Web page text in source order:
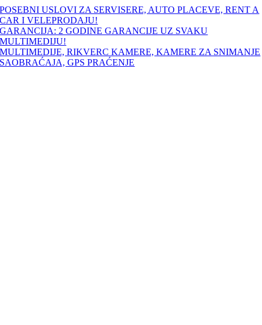
Skip
to
content
POSEBNI USLOVI ZA SERVISERE, AUTO PLACEVE, RENT A
CAR I VELEPRODAJU!
GARANCIJA: 2 GODINE GARANCIJE UZ SVAKU
MULTIMEDIJU!
MULTIMEDIJE, RIKVERC KAMERE, KAMERE ZA SNIMANJE
SAOBRAĆAJA, GPS PRAĆENJE